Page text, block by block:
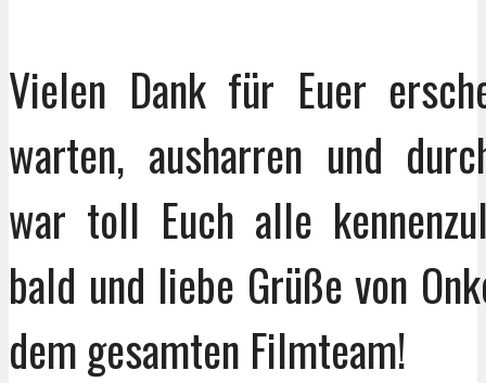
Vielen Dank für Euer
warten, ausharren und
war toll Euch alle
bald und liebe Grüße von
dem gesamten Filmteam!